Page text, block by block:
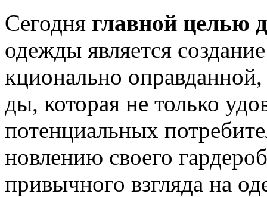
Сегодня главной целью
одежды является
кционально
ды, которая не только
потенциальных
новлению своего
привычного взгляда на